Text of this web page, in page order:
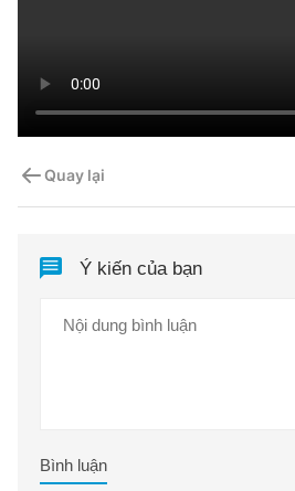
Quay lại
Ý kiến của bạn
Bình luận